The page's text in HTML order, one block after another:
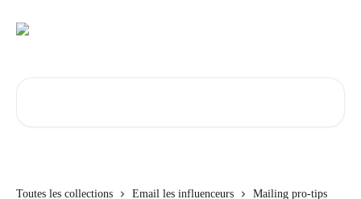
Toutes les collections Email les influenceurs
Mailing pro-tips